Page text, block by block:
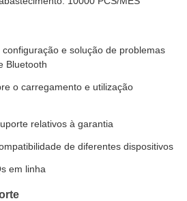
configuração e solução de problemas
Bluetooth
o carregamento e utilização
relativos à garantia
de diferentes dispositivos
em linha